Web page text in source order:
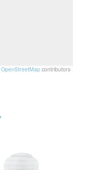
OpenStreetMap contributors